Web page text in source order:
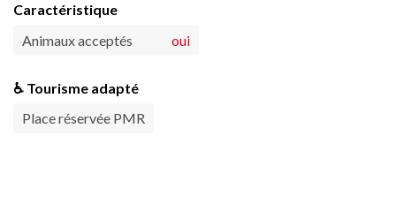
Caractéristique
Animaux acceptés
oui
♿ Tourisme adapté
Place réservée PMR